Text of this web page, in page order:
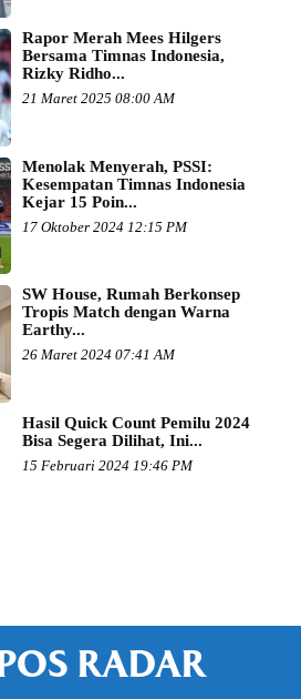
Rapor Merah Mees Hilgers
Bersama Timnas Indonesia,
Rizky Ridho...
21 Maret 2025 08:00 AM
Menolak Menyerah, PSSI:
Kesempatan Timnas Indonesia
Kejar 15 Poin...
17 Oktober 2024 12:15 PM
SW House, Rumah Berkonsep
Tropis Match dengan Warna
Earthy...
26 Maret 2024 07:41 AM
Hasil Quick Count Pemilu 2024
Bisa Segera Dilihat, Ini...
15 Februari 2024 19:46 PM
RADAR